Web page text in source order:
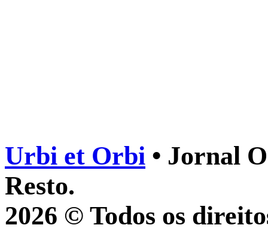
Urbi et Orbi • Jornal
Resto.
2026 © Todos os